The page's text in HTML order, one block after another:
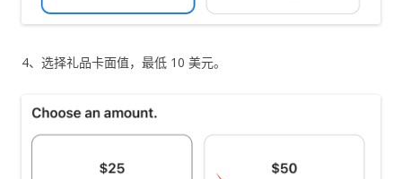
4、选择礼品卡面值，最低 10 美元。